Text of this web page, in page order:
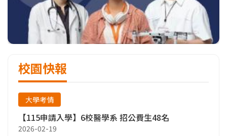
校園快報
大學考情
【115申請入學】6校醫學系 招公費生48名
2026-02-19